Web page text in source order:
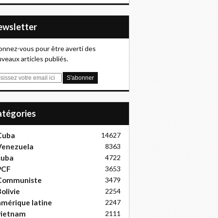
vous pour être averti des
articles publiés.
14627
8363
4722
3653
3479
2254
latine 2247
2111